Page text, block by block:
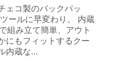
ェコ製のバックパッ
ールに早変わり。 内蔵
組み立て簡単、アウト
にもフィットするクー
内蔵な…